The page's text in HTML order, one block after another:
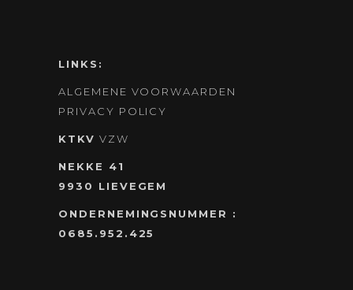
LINKS:
ALGEMENE VOORWAARDEN
PRIVACY POLICY
KTKV VZW
NEKKE 41
9930 LIEVEGEM
ONDERNEMINGSNUMMER :
0685.952.425